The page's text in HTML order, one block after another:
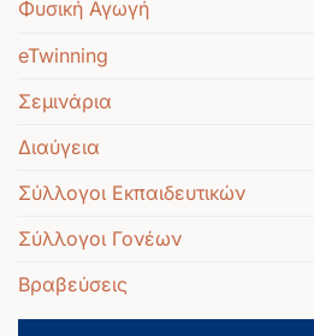
Φυσική Αγωγή
eTwinning
Σεμινάρια
Διαύγεια
Σύλλογοι Εκπαιδευτικών
Σύλλογοι Γονέων
Βραβεύσεις